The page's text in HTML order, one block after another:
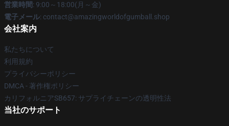
営業時間: 9:00～18:00(月～金)
電子メール: contact@amazingworldofgumball.shop
会社案内
私たちについて
利用規約
プライバシーポリシー
DMCA - 著作権ポリシー
カリフォルニアSB657: サプライチェーンの透明性法
当社のサポート